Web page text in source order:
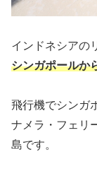
インドネシアの
シンガポールか
飛行機でシンガ
ナメラ・フェリ
島です。